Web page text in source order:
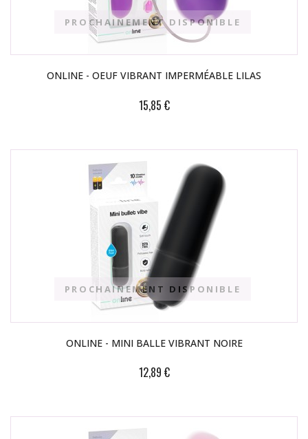
ONLINE - OEUF VIBRANT IMPERMÉABLE LILAS
15,85 €
PROCHAINEMENT DISPONIBLE
ONLINE - MINI BALLE VIBRANT NOIRE
12,89 €
PROCHAINEMENT DISPONIBLE